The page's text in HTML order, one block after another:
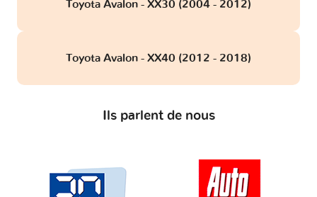
Toyota Avalon - XX30 (2004 - 2012)
Toyota Avalon - XX40 (2012 - 2018)
Ils parlent de nous